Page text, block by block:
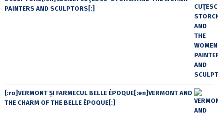
PAINTERS AND SCULPTORS[:]
[:ro]VERMONT ȘI FARMECUL BELLE ÉPOQUE[:en]VERMONT AND
THE CHARM OF THE BELLE ÉPOQUE[:]